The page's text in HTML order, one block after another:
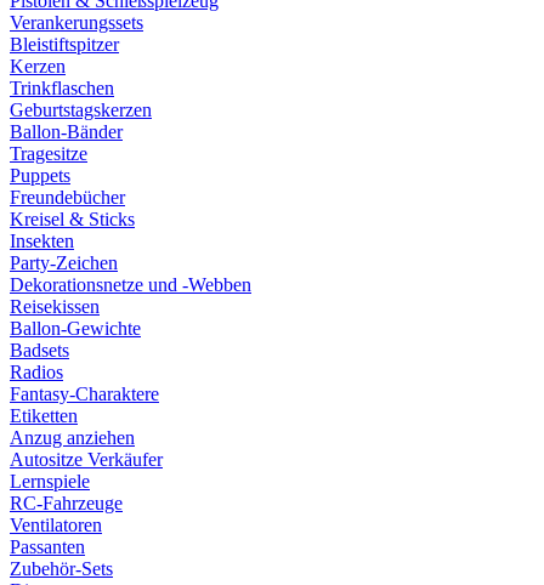
Verankerungssets
Bleistiftspitzer
Kerzen
Trinkflaschen
Geburtstagskerzen
Ballon-Bänder
Tragesitze
Puppets
Freundebücher
Kreisel & Sticks
Insekten
Party-Zeichen
Dekorationsnetze und -Webben
Reisekissen
Ballon-Gewichte
Badsets
Radios
Fantasy-Charaktere
Etiketten
Anzug anziehen
Autositze Verkäufer
Lernspiele
RC-Fahrzeuge
Ventilatoren
Passanten
Zubehör-Sets